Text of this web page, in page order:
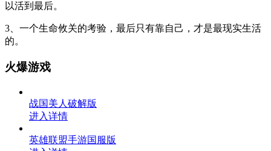
以活到最后。
3、一个生命攸关的考验，最后只有靠自己，才是最现实生活
的。
火爆游戏
战国美人破解版
进入详情
英雄联盟手游国服版